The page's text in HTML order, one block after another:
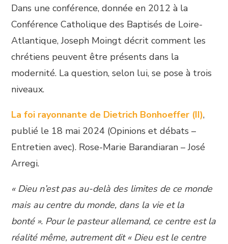
Dans une conférence, donnée en 2012 à la
Conférence Catholique des Baptisés de Loire-
Atlantique, Joseph Moingt décrit comment les
chrétiens peuvent être présents dans la
modernité. La question, selon lui, se pose à trois
niveaux.
La foi rayonnante de Dietrich Bonhoeffer (II),
publié le 18 mai 2024 (Opinions et débats –
Entretien avec). Rose-Marie Barandiaran – José
Arregi.
« Dieu n’est pas au-delà des limites de ce monde
mais au centre du monde, dans la vie et la
bonté ». Pour le pasteur allemand, ce centre est la
réalité même, autrement dit « Dieu est le centre